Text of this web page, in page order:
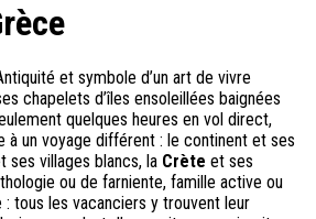
: Madère douceur Atlantique
: Acacia Marina
charme slovène
: circuit Douce Andalousie
groupe au Parthénope
et symbole d’un art de vivre
chapelets d’îles ensoleillées baignées
quelques heures en vol direct,
à un voyage différent : le continent et ses
ses villages blancs, la Crète et ses
ou de farniente, famille active ou
tous les vacanciers y trouvent leur